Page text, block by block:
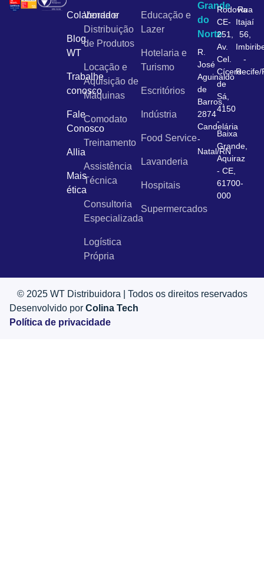
Colaborador
Blog
WT
Trabalhe
conosco
Fale
Conosco
Allia
Mais
ética
Venda e
Distribuição
de Produtos
Locação e
Aquisição de
Máquinas
Comodato
Treinamento
Assistência
Técnica
Consultoria
Especializada
Logística
Própria
Educação e
Lazer
Hotelaria e
Turismo
Escritórios
Indústria
Food Service
Lavanderia
Hospitais
Supermercados
Grande
do
Norte
R.
José
Aguinaldo
de
Barros,
2874
Candelária
-
Natal/RN
Rodovia
CE-
251,
Av.
Cel.
Cícero
de
Sá,
4150
-
Baixa
Grande,
Aquiraz
- CE,
61700-
000
Rua
Itajaí
56,
-
Recife/
© 2025 WT Distribuidora | Todos os direitos reservados
Desenvolvido por Colina Tech
Política de privacidade